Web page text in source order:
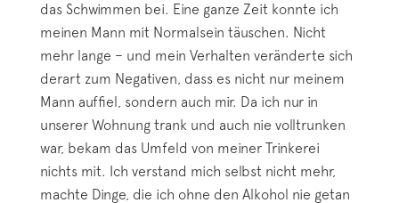
das Schwimmen bei. Eine ganze Zeit konnte ich
meinen Mann mit Normalsein täuschen. Nicht
mehr lange – und mein Verhalten veränderte sich
derart zum Negativen, dass es nicht nur meinem
Mann auffiel, sondern auch mir. Da ich nur in
unserer Wohnung trank und auch nie volltrunken
war, bekam das Umfeld von meiner Trinkerei
nichts mit. Ich verstand mich selbst nicht mehr,
machte Dinge, die ich ohne den Alkohol nie getan